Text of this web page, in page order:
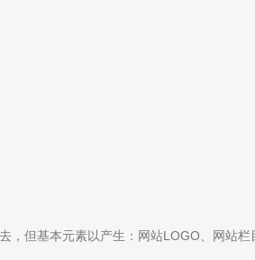
，但基本元素以产生：网站LOGO、网站栏